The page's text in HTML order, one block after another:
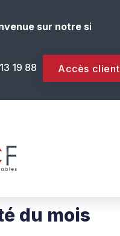
sur notre site internet !
19 88 Accès client
du mois